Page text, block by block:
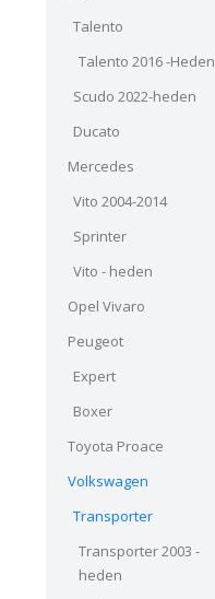
Talento
Talento 2016 -Heden
Scudo 2022-heden
Ducato
Mercedes
Vito 2004-2014
Sprinter
Vito - heden
Opel Vivaro
Peugeot
Expert
Boxer
Toyota Proace
Volkswagen
Transporter
Transporter 2003 -
heden